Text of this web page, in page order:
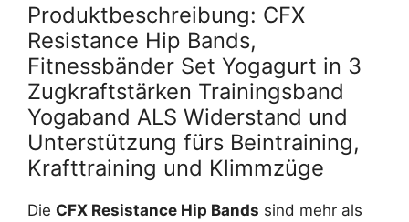
Produktbeschreibung: CFX
Resistance Hip Bands,
Fitnessbänder Set Yogagurt in 3
Zugkraftstärken Trainingsband
Yogaband ALS Widerstand und
Unterstützung fürs Beintraining,
Krafttraining und Klimmzüge
Die CFX Resistance Hip Bands sind mehr als